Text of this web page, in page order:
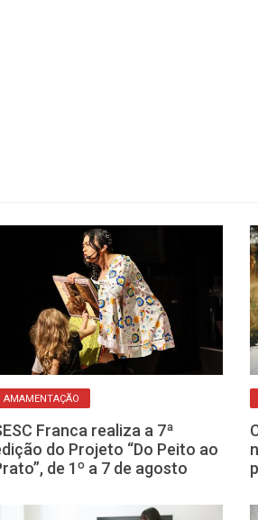
AMAMENTAÇÃO
Franca realiza a 7ª
do Projeto “Do Peito ao
de 1º a 7 de agosto